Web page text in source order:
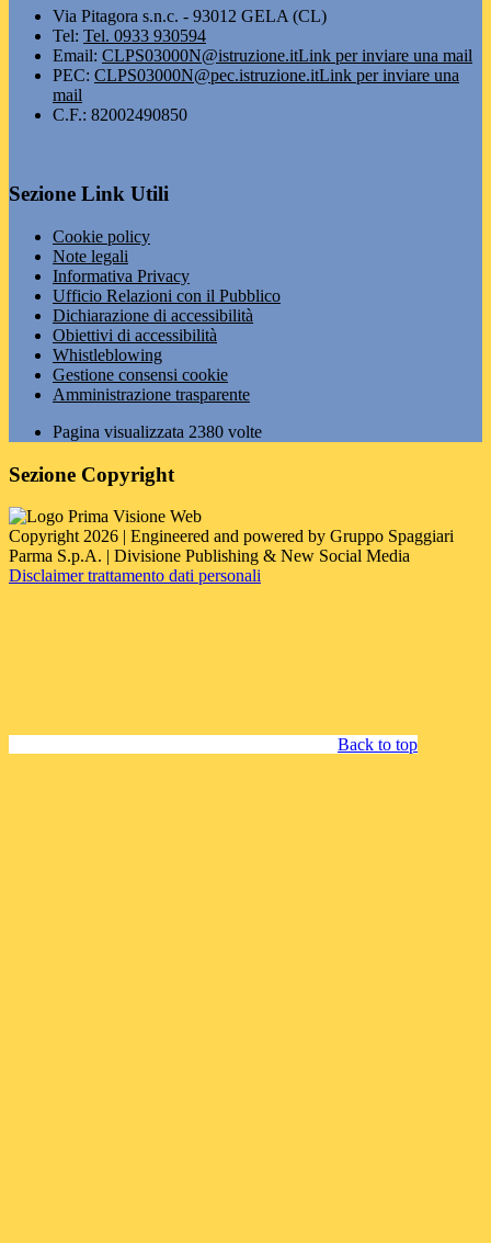
Via Pitagora s.n.c. - 93012 GELA (CL)
Tel: Tel. 0933 930594
Email: CLPS03000N@istruzione.itLink per inviare una mail
PEC: CLPS03000N@pec.istruzione.itLink per inviare una
mail
C.F.: 82002490850
Sezione Link Utili
Cookie policy
Note legali
Informativa Privacy
Ufficio Relazioni con il Pubblico
Dichiarazione di accessibilità
Obiettivi di accessibilità
Whistleblowing
Gestione consensi cookie
Amministrazione trasparente
Pagina visualizzata 2380 volte
Sezione Copyright
Copyright 2026 | Engineered and powered by Gruppo Spaggiari
Parma S.p.A. | Divisione Publishing & New Social Media
Disclaimer trattamento dati personali
Back to top